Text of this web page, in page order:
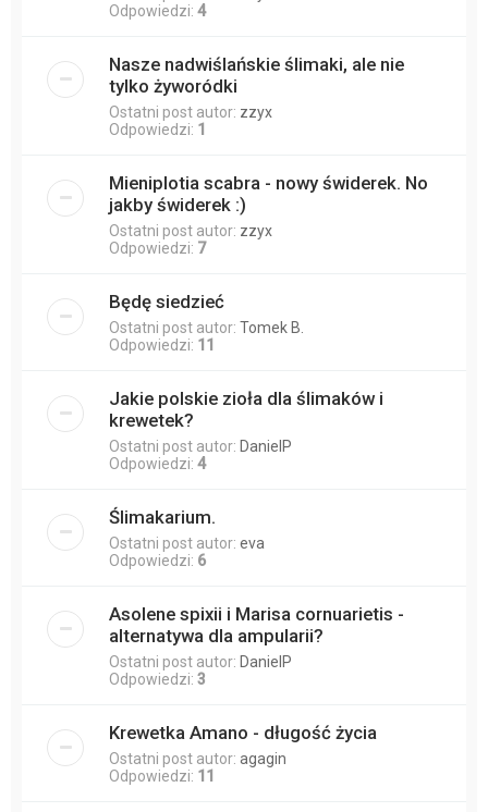
Odpowiedzi: 4
Nasze nadwiślańskie ślimaki, ale nie
tylko żyworódki
Ostatni post autor: zzyx
Odpowiedzi: 1
Mieniplotia scabra - nowy świderek. No
jakby świderek :)
Ostatni post autor: zzyx
Odpowiedzi: 7
Będę siedzieć
Ostatni post autor: Tomek B.
Odpowiedzi: 11
Jakie polskie zioła dla ślimaków i
krewetek?
Ostatni post autor: DanielP
Odpowiedzi: 4
Ślimakarium.
Ostatni post autor: eva
Odpowiedzi: 6
Asolene spixii i Marisa cornuarietis -
alternatywa dla ampularii?
Ostatni post autor: DanielP
Odpowiedzi: 3
Krewetka Amano - długość życia
Ostatni post autor: agagin
Odpowiedzi: 11